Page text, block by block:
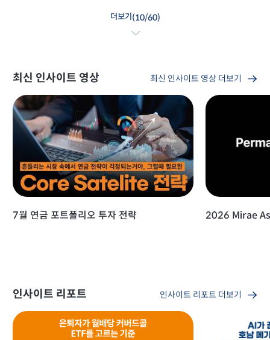
더보기 (10/60)
최신 인사이트 영상 최신 인사이트 영상 더보기
7월 연금 포트폴리오 투자 전략 2026 Mirae
인사이트 리포트 인사이트 리포트 더보기